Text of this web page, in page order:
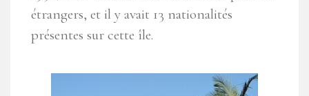
étrangers, et il y avait 13 nationalités
présentes sur cette île.